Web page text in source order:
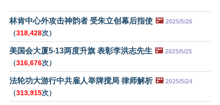
林肯中心外攻击神韵者 受朱立创幕后指使 🖼️ 2025/5/26
（318,428次）
美国会大厦5‧13两度升旗 表彰李洪志先生 🖼️ 2025/5/25
（316,676次）
法轮功大游行中共雇人举牌搅局 律师解析 🖼️ 2025/5/24
（313,915次）